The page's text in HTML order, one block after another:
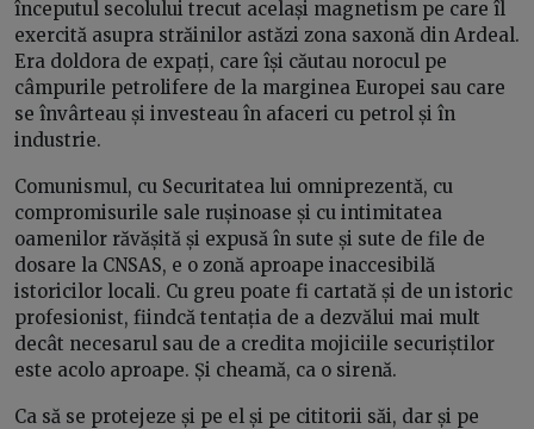
începutul secolului trecut același magnetism pe care îl
exercită asupra străinilor astăzi zona saxonă din Ardeal.
Era doldora de expați, care își căutau norocul pe
câmpurile petrolifere de la marginea Europei sau care
se învârteau și investeau în afaceri cu petrol și în
industrie.
Comunismul, cu Securitatea lui omniprezentă, cu
compromisurile sale rușinoase și cu intimitatea
oamenilor răvășită și expusă în sute și sute de file de
dosare la CNSAS, e o zonă aproape inaccesibilă
istoricilor locali. Cu greu poate fi cartată și de un istoric
profesionist, fiindcă tentația de a dezvălui mai mult
decât necesarul sau de a credita mojiciile securiștilor
este acolo aproape. Și cheamă, ca o sirenă.
Ca să se protejeze și pe el și pe cititorii săi, dar și pe